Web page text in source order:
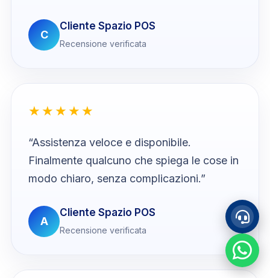
C
Cliente Spazio POS
Recensione verificata
★★★★★
“Assistenza veloce e disponibile.
Finalmente qualcuno che spiega le cose in
modo chiaro, senza complicazioni.”
A
Cliente Spazio POS
Recensione verificata
WhatsApp
Chatta con noi h 24